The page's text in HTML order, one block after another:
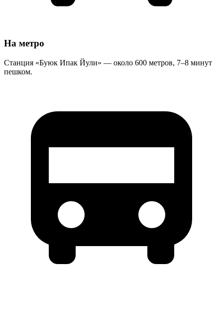
На метро
Станция «Буюк Ипак Йули» — около 600 метров, 7–8 минут
пешком.